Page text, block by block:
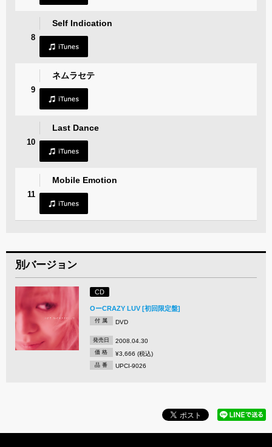
8
Self Indication
9
ネムラセテ
10
Last Dance
11
Mobile Emotion
別バージョン
CD
OーCRAZY LUV [初回限定盤]
付 属 DVD
発売日 2008.04.30
価 格 ¥3,666 (税込)
品 番 UPCI-9026